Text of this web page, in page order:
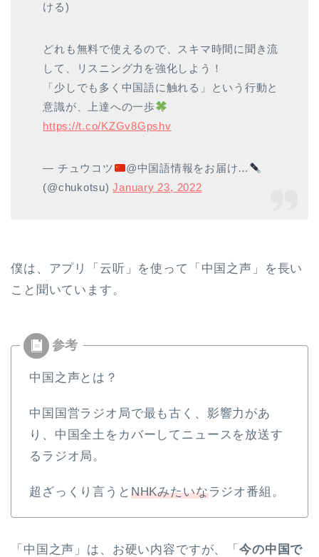
ける)
どれも無料で使えるので、スキマ時間に聞き流
して、リスニング力を強化しよう！
「少しでも多く中国語に触れる」という行動と
意識が、上達への一歩
https://t.co/KZGv8Gpshv
— チュウコツ
@中国語情報をお届け…
(@chukotsu)January 23, 2022
僕は、アプリ「云听」を使って「中国之声」を長い
こと聞いています。
中国之声とは？
中国国営ラジオ局で最も古く、影響力があ
り、中国全土をカバーしてニュースを放送す
るラジオ局。
超ざっくり言うと NHKみたいなラジオ番組。
「中国之声」は、お硬い内容ですが、「今の中国で